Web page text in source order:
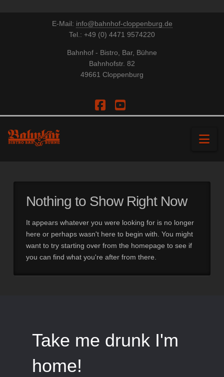
E-Mail: info@bahnhof-cloppenburg.de
Tel.: +49 (0) 4471 9574220
Bahnhof - Bistro, Bar, Bühne
Bahnhofstr. 82
49661 Cloppenburg
Facebook
YouTube
Nothing to Show Right Now
It appears whatever you were looking for is no longer
here or perhaps wasn't here to begin with. You might
want to try starting over from the homepage to see if
you can find what you're after from there.
Take me drunk I'm
home!